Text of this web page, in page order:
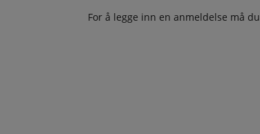
For å legge inn en anmeldelse må du